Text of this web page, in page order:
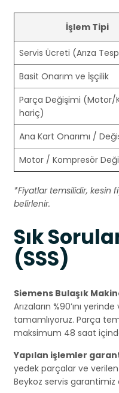
İşlem Tipi
Servis Ücreti (Arıza
Basit Onarım ve İşçilik
Parça Değişimi (Motor/
hariç)
Ana Kart Onarımı /
Motor / Kompresör
*Fiyatlar temsilidir, kesin
belirlenir.
Sık
(SSS)
Siemens Bulaşık
Arızaların %90’ını
tamamlıyoruz. Parça
maksimum 48 saat
Yapılan işlemler
yedek parçalar ve
Beykoz servis garantimiz